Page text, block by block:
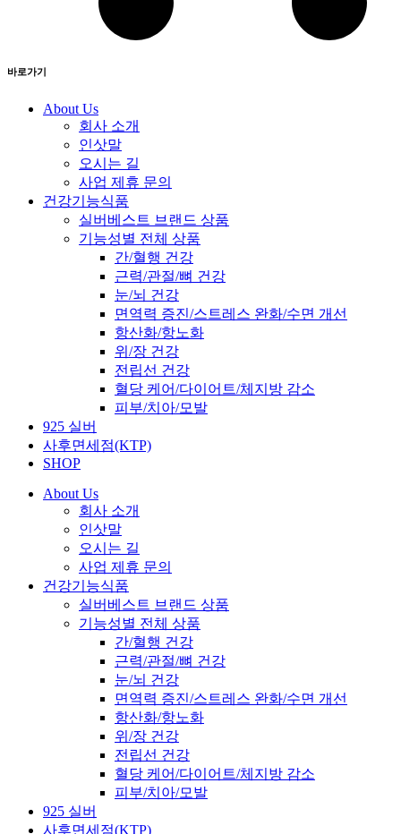
바로가기
About Us
회사 소개
인삿말
오시는 길
사업 제휴 문의
건강기능식품
실버베스트 브랜드 상품
기능성별 전체 상품
간/혈행 건강
근력/관절/뼈 건강
눈/뇌 건강
면역력 증진/스트레스 완화/수면 개선
항산화/항노화
위/장 건강
전립선 건강
혈당 케어/다이어트/체지방 감소
피부/치아/모발
925 실버
사후면세점(KTP)
SHOP
About Us
회사 소개
인삿말
오시는 길
사업 제휴 문의
건강기능식품
실버베스트 브랜드 상품
기능성별 전체 상품
간/혈행 건강
근력/관절/뼈 건강
눈/뇌 건강
면역력 증진/스트레스 완화/수면 개선
항산화/항노화
위/장 건강
전립선 건강
혈당 케어/다이어트/체지방 감소
피부/치아/모발
925 실버
사후면세점(KTP)